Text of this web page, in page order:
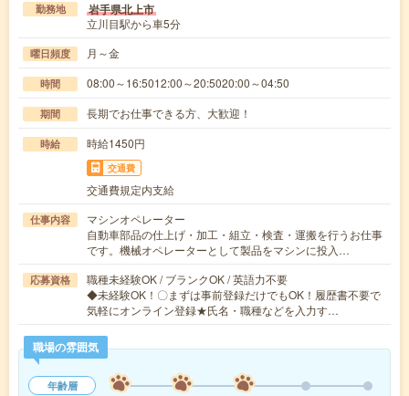
勤務地 岩手県北上市
立川目駅から車5分
曜日頻度 月～金
時間 08:00～16:5012:00～20:5020:00～04:50
期間 長期でお仕事できる方、大歓迎！
時給 時給1450円
交通費
交通費規定内支給
仕事内容
マシンオペレーター
自動車部品の仕上げ・加工・組立・検査・運搬を行うお仕事
です。機械オペレーターとして製品をマシンに投入…
応募資格
職種未経験OK / ブランクOK / 英語力不要
◆未経験OK！〇まずは事前登録だけでもOK！履歴書不要で
気軽にオンライン登録★氏名・職種などを入力す…
職場の雰囲気
年齢層